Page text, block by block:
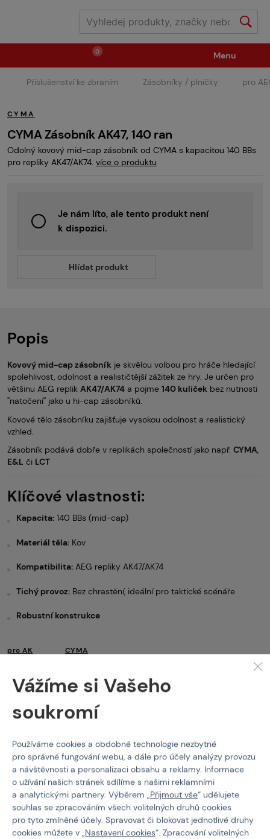
0
Zbraně Střelivo / plyny
Náhradní díly / upgrade Příslušenství ke zbraním
II.Jakost Vstupenky na akce Dětské tábory
Menu
Příslušenství ke zbraním Zásobníky / plničky pro
CYMA
CYMA Zásobník AK47, 140 ran
Odolný kovový mid-cap zásobník od CYMA s kapacitou 140 BBs
pro repliky AK47/AK74. více o produktu
Je nám líto, ale tento produkt není
k dispozici.
Hlídat produkt
Popis
Kovový mid-cap zásobník je skvělou volbou pro hráče hledající
spolehlivost, odolnost a realističtější zážitek ze hry. Je určen pro
většinu AEG replik AK47/AK74 a pojme 140 kuliček bez nutnosti
''natočení'' jako u hi-cap zásobníků.
Kovové tělo zásobníku zajišťuje vysokou odolnost a realistický
vzhled.
Zásobník podává dobře v replikách společností jako např. CYMA,
E&L či LCT
Klíčové vlastnosti:
Kapacita: 140 BBs (mid-cap)
Materiál těla: Kov
Kompatibilita: AEG repliky AK47/AK74
Tichý provoz: Bez chrastění, ideální pro taktické scénáře
Robustní konstrukce
pro AK CYMA
Vlastnosti
Kód produktu
Barva Černá
Kapacita zásobníku Mid-Cap (Tlačný)
Materiál těla
Typ zásobníku AK
Vážíme si Vašeho
soukromí
Používáme cookies a obdobné technologie nezbytné
pro správné fungování webu, a dále pro účely analýzy provozu
a návštěvnosti a personalizaci obsahu a reklamy. Informace
o užívání našich stránek sdílíme s našimi reklamními
a analytickými partnery. Výběrem „Přijmout vše“ udělujete
souhlas se zpracováním všech volitelných druhů cookies
pro tyto zmíněné účely. Spravovat či blokovat jednotlivé druhy
cookies můžete v „Nastavení cookies“. Zpracování volitelných